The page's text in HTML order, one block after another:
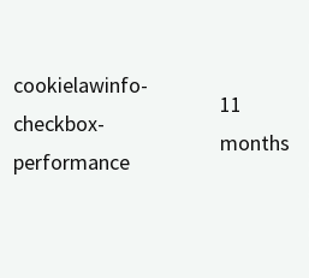
cookielawinfo-
checkbox-
performance
11
months